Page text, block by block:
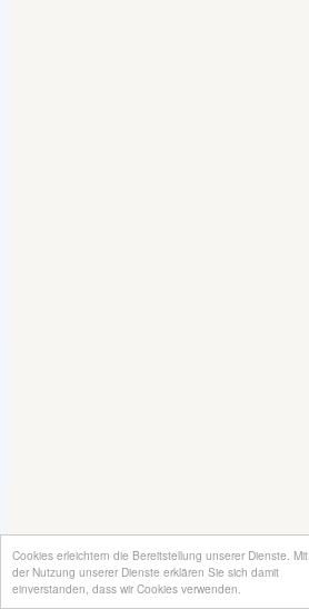
Cookies erleichtern die Bereitstellung unserer Dienste. Mit
der Nutzung unserer Dienste erklären Sie sich damit
einverstanden, dass wir Cookies verwenden.